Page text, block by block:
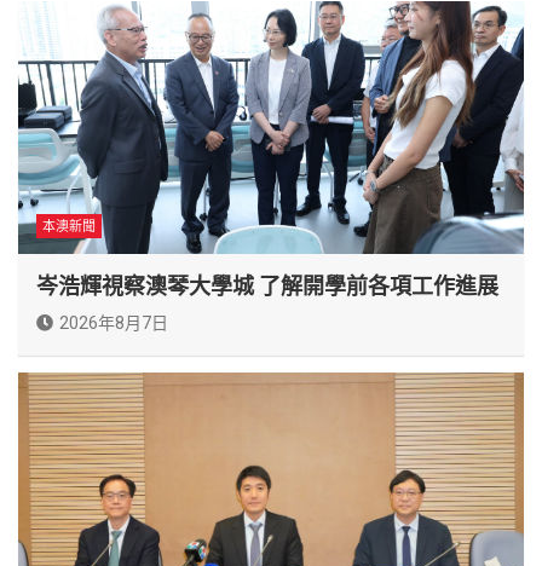
本澳新聞
岑浩輝視察澳琴大學城 了解開學前各項工作進展
2026年8月7日